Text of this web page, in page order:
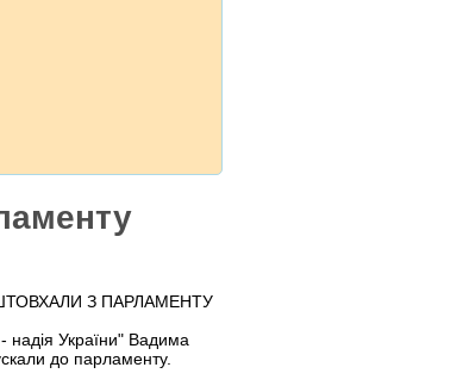
З ПАРЛАМЕНТУ
надія України" Вадима
до парламенту.